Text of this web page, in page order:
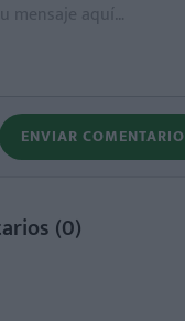
ENVIAR COMENTARIO
(0)